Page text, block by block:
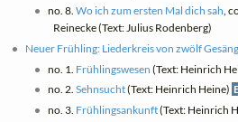
no. 8. Wo ich zum ersten Mal dich sah,
Reinecke (Text: Julius Rodenberg)
Neuer Frühling: Liederkreis von zwölf
no. 1. Frühlingswesen (Text: Heinrich
no. 2. Sehnsucht(Text: Heinrich Heine)
no. 3. Frühlingsankunft(Text: Heinrich